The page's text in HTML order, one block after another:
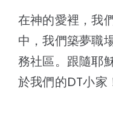
在神的愛裡，我
中，我們築夢職
務社區。跟隨耶
於我們的DT小家